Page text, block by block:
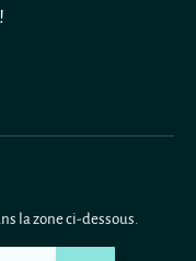
la zone ci-dessous.